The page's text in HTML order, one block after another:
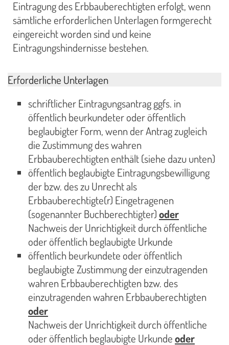
Eintragung des Erbbauberechtigten erfolgt, wenn
sämtliche erforderlichen Unterlagen formgerecht
eingereicht worden sind und keine
Eintragungshindernisse bestehen.
Erforderliche Unterlagen
schriftlicher Eintragungsantrag ggfs. in
öffentlich beurkundeter oder öffentlich
beglaubigter Form, wenn der Antrag zugleich
die Zustimmung des wahren
Erbbauberechtigten enthält (siehe dazu unten)
öffentlich beglaubigte Eintragungsbewilligung
der bzw. des zu Unrecht als
Erbbauberechtigte(r) Eingetragenen
(sogenannter Buchberechtigter)oder
Nachweis der Unrichtigkeit durch öffentliche
oder öffentlich beglaubigte Urkunde
öffentlich beurkundete oder öffentlich
beglaubigte Zustimmung der einzutragenden
wahren Erbbauberechtigten bzw. des
einzutragenden wahren Erbbauberechtigten
oder
Nachweis der Unrichtigkeit durch öffentliche
oder öffentlich beglaubigte Urkundeoder